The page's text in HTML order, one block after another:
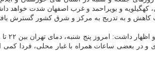
كهگیلویه و بویراحمد و غرب اصفهان شدت خواهد
سامانه در شمال غرب كاهش و به تدریج به مركز و
و در بعضی ساعات همراه با غبار محلی، فردا